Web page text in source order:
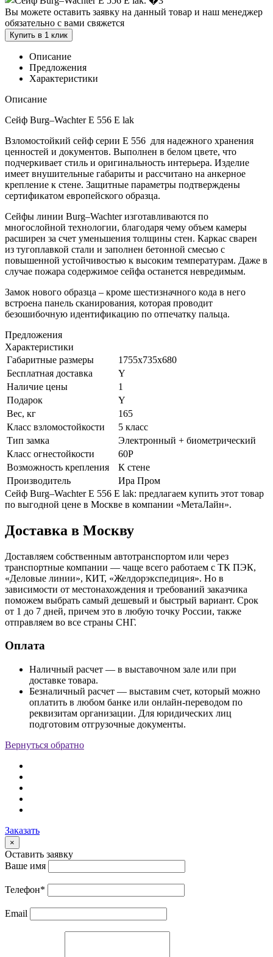
Вы можете оставить заявку на данный товар и наш менеджер
обязательно с вами свяжется
Купить в 1 клик
Описание
Предложения
Характеристики
Описание
Сейф Burg–Wachter E 556 E lak
Взломостойкий сейф серии E 556 для надежного хранения
ценностей и документов. Выполнен в белом цвете, что
подчеркивает стиль и оригинальность интерьера. Изделие
имеет внушительные габариты и рассчитано на анкерное
крепление к стене. Защитные параметры подтверждены
сертификатом европейского образца.
Сейфы линии Burg–Wachter изготавливаются по
многослойной технологии, благодаря чему объем камеры
расширен за счет уменьшения толщины стен. Каркас сварен
из тугоплавкой стали и заполнен бетонной смесью с
повышенной устойчивостью к высоким температурам. Даже в
случае пожара содержимое сейфа останется невредимым.
Замок нового образца – кроме шестизначного кода в него
встроена панель сканирования, которая проводит
безошибочную идентификацию по отпечатку пальца.
Предложения
Характеристики
Габаритные размеры
1755x735x680
Бесплатная доставка
Y
Наличие цены
1
Подарок
Y
Вес, кг
165
Класс взломостойкости
5 класс
Тип замка
Электронный + биометрический
Класс огнестойкости
60P
Возможность крепления
К стене
Производитель
Ира Пром
Сейф Burg–Wachter E 556 E lak: предлагаем купить этот товар
по выгодной цене в Москве в компании «МетаЛайн».
Доставка в Москву
Доставляем собственным автотранспортом или через
транспортные компании — чаще всего работаем с ТК ПЭК,
«Деловые линии», КИТ, «Желдорэкспедиция». Но в
зависимости от местонахождения и требований заказчика
поможем выбрать самый дешевый и быстрый вариант. Срок
от 1 до 7 дней, причем это в любую точку России, также
отправляем во все страны СНГ.
Оплата
Наличный расчет — в выставочном зале или при
доставке товара.
Безналичный расчет — выставим счет, который можно
оплатить в любом банке или онлайн-переводом по
реквизитам организации. Для юридических лиц
подготовим отгрузочные документы.
Вернуться обратно
Заказать
×
Оставить заявку
Ваше имя
Телефон*
Email